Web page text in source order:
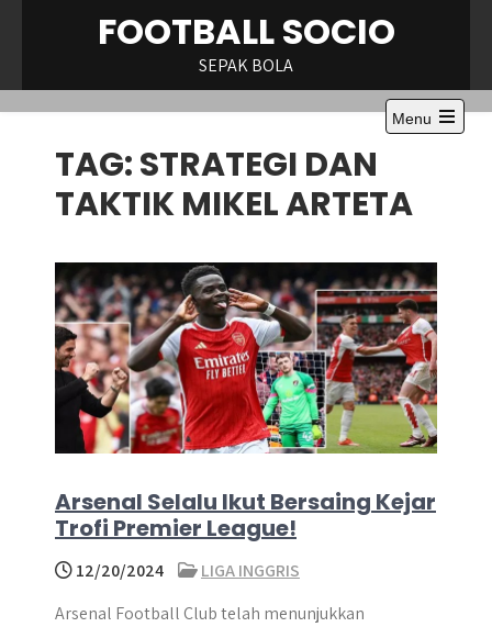
FOOTBALL SOCIO
SEPAK BOLA
Menu
Open
TAG:STRATEGI DAN
TAKTIK MIKEL ARTETA
Arsenal Selalu Ikut Bersaing Kejar
Trofi Premier League!
12/20/2024
LIGA INGGRIS
Arsenal Football Club telah menunjukkan